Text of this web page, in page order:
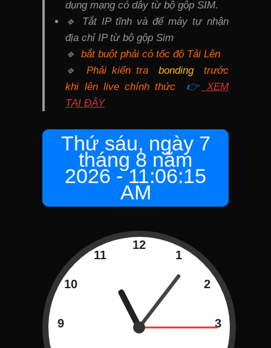
dụng mạng có dây từ bộ gộp SIM.
🔹 Tắt IP tĩnh và để máy tự nhận
địa chỉ IP từ bộ gộp Sim
🔹
bắt buột phải có tốc độ Tải Lên
🔹
Phải kiển tra bonding
trước
khi lên live chính thức
👉
XEM
TẠI ĐÂY
Thứ sáu, ngày 7
tháng 8 năm
2026 - 11:06:16
AM
1
2
3
9
10
11
12